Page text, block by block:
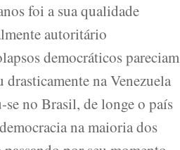
foi a sua qualidade
autoritário
democráticos pareciam
drasticamente na Venezuela
no Brasil, de longe o país
na maioria dos